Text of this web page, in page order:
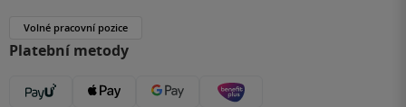
Volné pracovní pozice
Platební metody